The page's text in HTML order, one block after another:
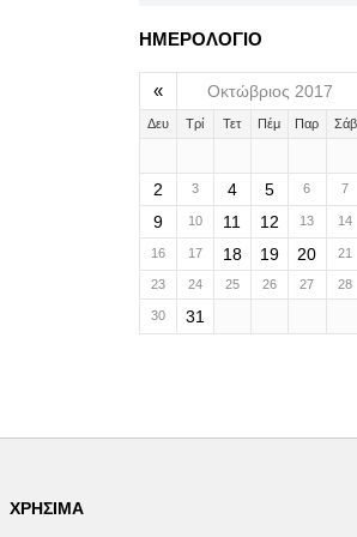
ΗΜΕΡΟΛΟΓΙΟ
« Οκτώβριος 2017
Δευ Τρί Τετ Πέμ Παρ Σάβ
2 3 4 5 6 7
9 10 11 12 13 14
16 17 18 19 20 21
23 24 25 26 27 28
30 31
ΧΡΉΣΙΜΑ